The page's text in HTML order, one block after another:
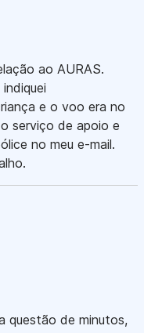
ao AURAS.
e o voo era no
serviço de apoio e
no meu e-mail.
questão de minutos,